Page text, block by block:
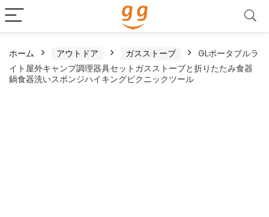
ホーム アウトドア ガスストーブ
GLポータブルラ
イト屋外キャンプ調理器具セットガスストーブと折りたたみ食器
鍋食器洗いスポンジハイキングピクニックツール